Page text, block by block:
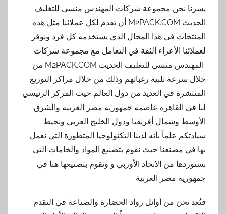
يسرنا نحن مجموعة شركات المهندس منسي للتغليف
الحديث M2PACK.COM أن تقدم لكل عملائنا مثل هذه
المنتجات في هذا المجال الذي يستخدمه كل فرد ونوفر
لعملائنا الأعزاء الثقة في التعامل مع مجموعة شركات
المهندس منسي للتغليف الحديث M2PACK.COM من
خلال سرعة تلبية رغباتهم وذلك من خلال مراكز التوزيع
المنتشرة في العديد من دول العالم حيث المركز الرئيسي
لنا في القاهرة عاصمة جمهورية مصر العربية والشرق
الأوسط وشمال أفريقيا ودول الخليج العربي ونحيط
سيادتكم علماً بأنه لدينا التكنولوجيا المتطورة التي نعمل
بها في مصنعنا حيث نقوم بتصنيع المواد والخامات التي
نستوردها من الاتحاد الأوربي و ونقوم بتصنيعها هنا في
جمهورية مصر العربية
فنُعد نحن من أوائل رواد الحضارة والصناعة في التقدم